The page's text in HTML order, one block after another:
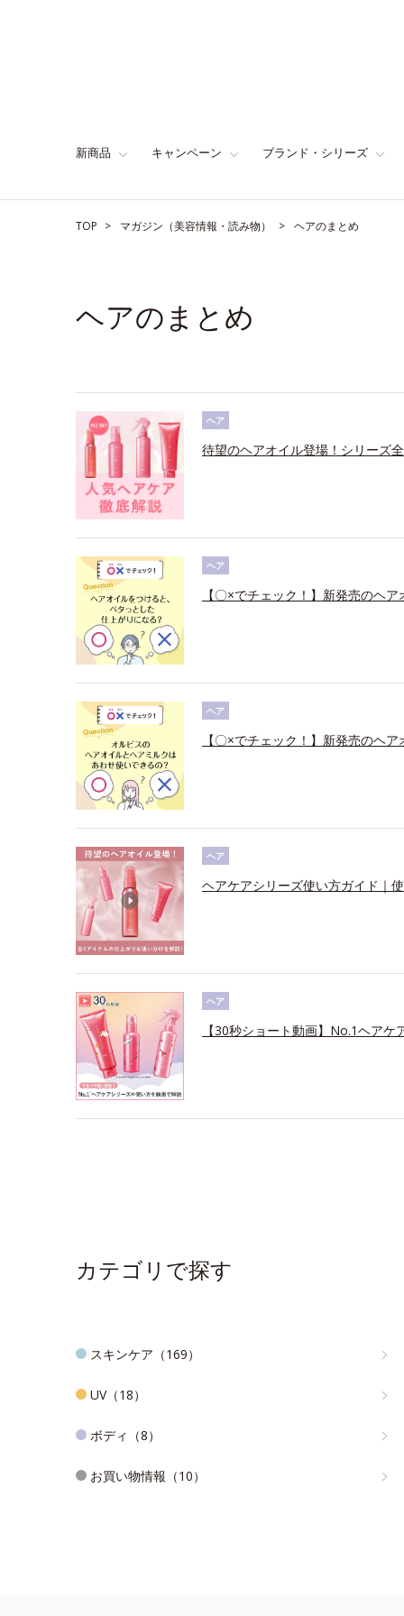
新商品 キャンペーン ブランド・シリーズ
TOP マガジン（美容情報・読み物） ヘアのまとめ
ヘアのまとめ
ヘア
待望のヘアオイル登場！シリーズ
ヘア
【〇×でチェック！】新発売のヘ
ヘア
【〇×でチェック！】新発売のヘ
ヘア
ヘアケアシリーズ使い方ガイド｜
ヘア
【30秒ショート動画】No.1ヘア
カテゴリで探す
スキンケア（169）
UV（18）
ボディ（8）
お買い物情報（10）